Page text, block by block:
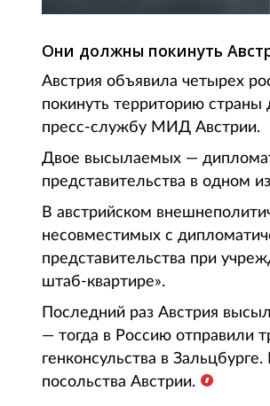
Они должны покинуть
Австрия объявила четырех
покинуть территорию
пресс-службу МИД Австрии.
Двое высылаемых —
представительства в одном
В австрийском
несовместимых с
представительства при
штаб-квартире».
Последний раз Австрия
— тогда в Россию отправили
генконсульства в
посольства Австрии.